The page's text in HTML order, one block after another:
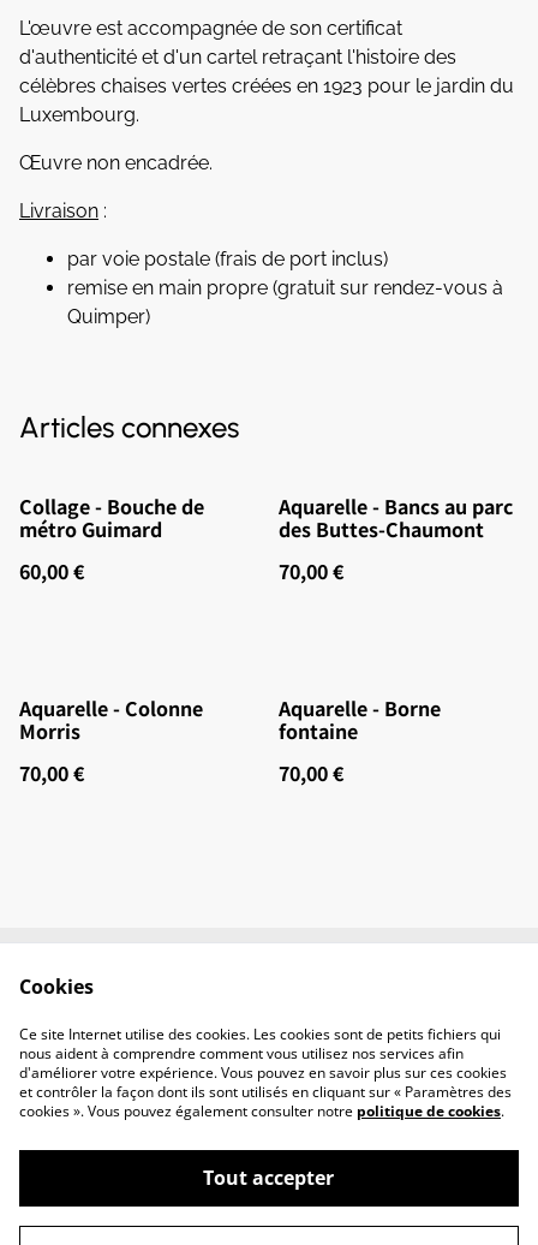
L'œuvre est accompagnée de son certificat
d'authenticité et d'un cartel retraçant l'histoire des
célèbres chaises vertes créées en 1923 pour le jardin du
Luxembourg.
Œuvre non encadrée.
Livraison :
par voie postale (frais de port inclus)
remise en main propre (gratuit sur rendez-vous à
Quimper)
Articles connexes
Collage - Bouche de
métro Guimard
60,00 €
Aquarelle - Bancs au parc
des Buttes-Chaumont
70,00 €
Aquarelle - Colonne
Morris
70,00 €
Aquarelle - Borne
fontaine
70,00 €
confidentialité
©2026L'Atelier d'Élyette
Cookies
Ce site Internet utilise des cookies. Les cookies sont de petits fichiers qui
nous aident à comprendre comment vous utilisez nos services afin
d'améliorer votre expérience. Vous pouvez en savoir plus sur ces cookies
et contrôler la façon dont ils sont utilisés en cliquant sur « Paramètres des
cookies ». Vous pouvez également consulter notre politique de cookies.
Tout accepter